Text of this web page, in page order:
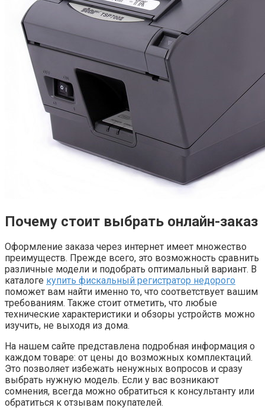
Почему стоит выбрать онлайн-заказ
Оформление заказа через интернет имеет множество
преимуществ. Прежде всего, это возможность сравнить
различные модели и подобрать оптимальный вариант. В
каталоге купить фискальный регистратор недорого
поможет вам найти именно то, что соответствует вашим
требованиям. Также стоит отметить, что любые
технические характеристики и обзоры устройств можно
изучить, не выходя из дома.
На нашем сайте представлена подробная информация о
каждом товаре: от цены до возможных комплектаций.
Это позволяет избежать ненужных вопросов и сразу
выбрать нужную модель. Если у вас возникают
сомнения, всегда можно обратиться к консультанту или
обратиться к отзывам покупателей.